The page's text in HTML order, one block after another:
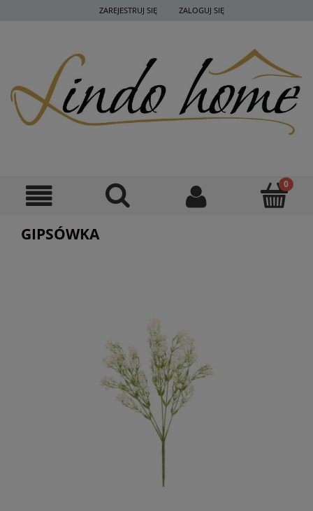
ZAREJESTRUJ SIĘ ZALOGUJ SIĘ
GIPSÓWKA